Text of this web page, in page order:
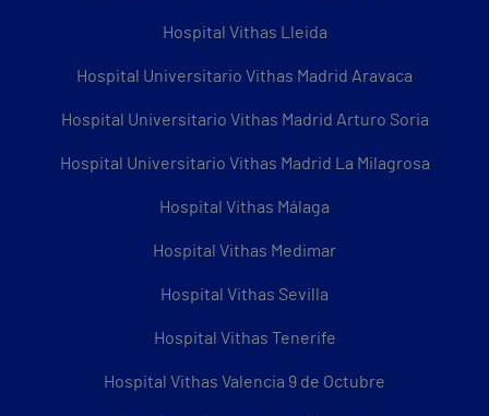
Hospital Vithas Lleida
Hospital Universitario Vithas Madrid Aravaca
Hospital Universitario Vithas Madrid Arturo Soria
Hospital Universitario Vithas Madrid La Milagrosa
Hospital Vithas Málaga
Hospital Vithas Medimar
Hospital Vithas Sevilla
Hospital Vithas Tenerife
Hospital Vithas Valencia 9 de Octubre